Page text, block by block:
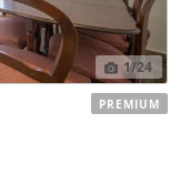
1/24
PREMIUM